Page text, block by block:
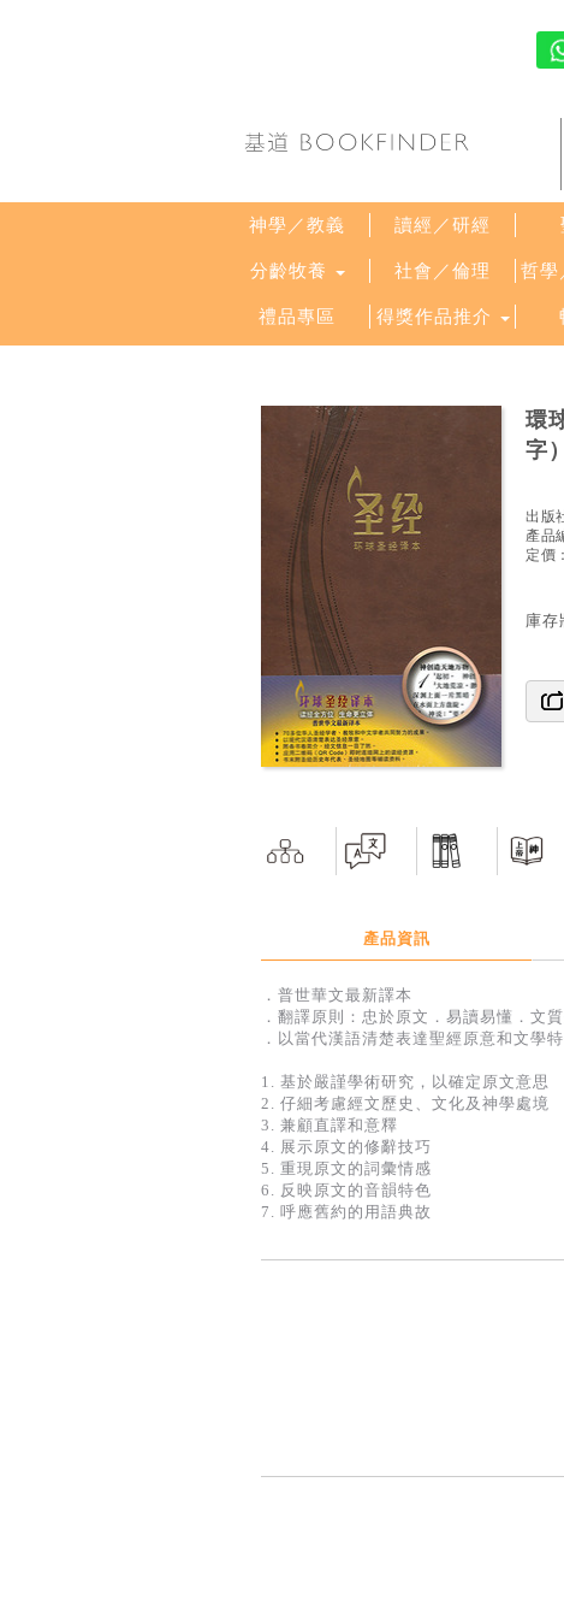
神學／教義 讀經／研經
分齡牧養 社會／倫理 哲學
禮品專區 得獎作品推介
環
字
出版
產品
定價
庫存
產品資訊
．普世華文最新譯本
．翻譯原則：忠於原文．易讀易懂．文
．以當代漢語清楚表達聖經原意和文學
1. 基於嚴謹學術研究，以確定原文意思
2. 仔細考慮經文歷史、文化及神學處境
3. 兼顧直譯和意釋
4. 展示原文的修辭技巧
5. 重現原文的詞彙情感
6. 反映原文的音韻特色
7. 呼應舊約的用語典故